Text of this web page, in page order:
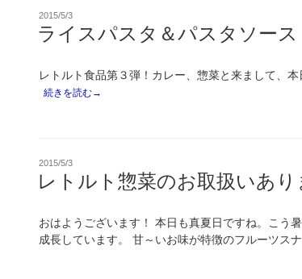
投
稿
日:
2015/5/3
ライスパスタ＆パスタソース
レトルト食品第３弾！カレー、惣菜と来まして
続きを読む→
投
稿
日:
2015/5/3
レトルト惣菜のお取扱いあり
おはようございます！ 本日も真夏日ですね。こう
成長しています。 甘～いお味が特徴のフルーツス